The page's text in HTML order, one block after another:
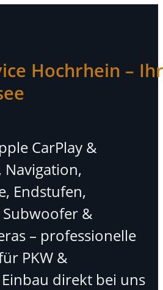
Hochrhein –
CarPlay &
Endstufen,
&
– professionelle
PKW &
direkt bei uns